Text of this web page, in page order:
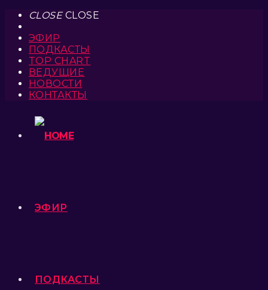
CLOSECLOSE
ЭФИР
ПОДКАСТЫ
TOP CHART
ВЕДУЩИЕ
НОВОСТИ
КОНТАКТЫ
ЭФИР
ПОДКАСТЫ